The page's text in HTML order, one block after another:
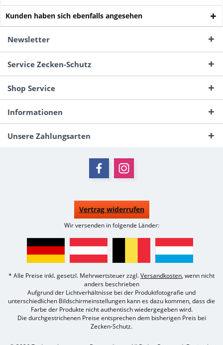
Kunden haben sich ebenfalls angesehen
Newsletter
Service Zecken-Schutz
Shop Service
Informationen
Unsere Zahlungsarten
Vertrag widerrufen
Wir versenden in folgende Länder:
* Alle Preise inkl. gesetzl. Mehrwertsteuer zzgl.Versandkosten, wenn nicht
anders beschrieben
Aufgrund der Lichtverhältnisse bei der Produktfotografie und
unterschiedlichen Bildschirmeinstellungen kann es dazu kommen, dass die
Farbe der Produkte nicht authentisch wiedergegeben wird.
Die durchgestrichenen Preise entsprechen dem bisherigen Preis bei
Zecken-Schutz.